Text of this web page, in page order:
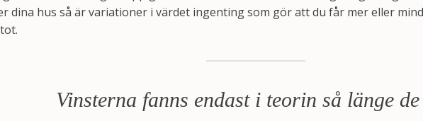
dina hus så är variationer i värdet ingenting som gör att du får mer eller
Vinsterna fanns endast i teorin så länge